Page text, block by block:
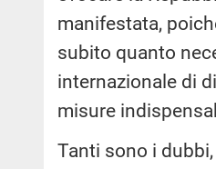
manifestata,
subito quanto
internazionale di
misure
Tanti sono i